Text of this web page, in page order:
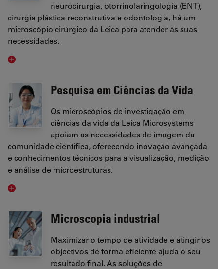
neurocirurgia, otorrinolaringologia (ENT),
cirurgia plástica reconstrutiva e odontologia, há um
microscópio cirúrgico da Leica para atender às suas
necessidades.
Pesquisa em Ciências da Vida
Os microscópios de investigação em
ciências da vida da Leica Microsystems
apoiam as necessidades de imagem da
comunidade científica, oferecendo inovação avançada
e conhecimentos técnicos para a visualização, medição
e análise de microestruturas.
Microscopia industrial
Maximizar o tempo de atividade e atingir os
objectivos de forma eficiente ajuda o seu
resultado final. As soluções de